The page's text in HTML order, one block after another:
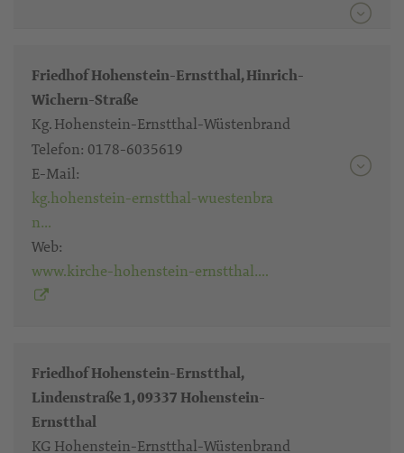
Friedhof Hohenstein-Ernstthal, Hinrich-
Wichern-Straße
Kg. Hohenstein-Ernstthal-Wüstenbrand
Telefon: 0178-6035619
E-Mail:
kg.hohenstein-ernstthal-wuestenbra
n…
Web:
www.kirche-hohenstein-ernstthal….
Friedhof Hohenstein-Ernstthal,
Lindenstraße 1, 09337 Hohenstein-
Ernstthal
KG Hohenstein-Ernstthal-Wüstenbrand